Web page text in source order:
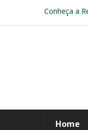
i
e
Conheça a
Home